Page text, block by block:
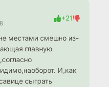
+21
местами смешно из-
главную
И,как
сыграть